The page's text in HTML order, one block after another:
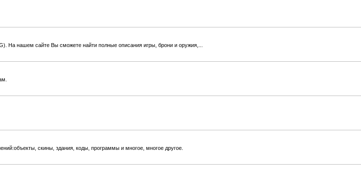
На нашем сайте Вы сможете найти полные описания игры, брони и оружия,...
скины, здания, коды, программы и многое, многое другое.